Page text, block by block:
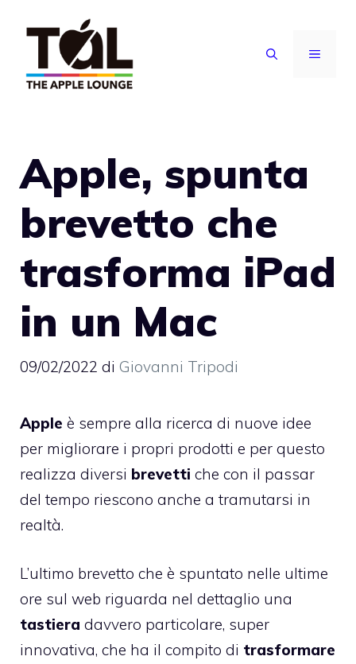
contenuto
MENU
Apple, spunta
brevetto che
trasforma iPad
in un Mac
09/02/2022 di Giovanni Tripodi
Apple è sempre alla ricerca di nuove idee
per migliorare i propri prodotti e per questo
realizza diversi brevetti che con il passar
del tempo riescono anche a tramutarsi in
realtà.
L’ultimo brevetto che è spuntato nelle ultime
ore sul web riguarda nel dettaglio una
tastiera davvero particolare, super
innovativa, che ha il compito di trasformare